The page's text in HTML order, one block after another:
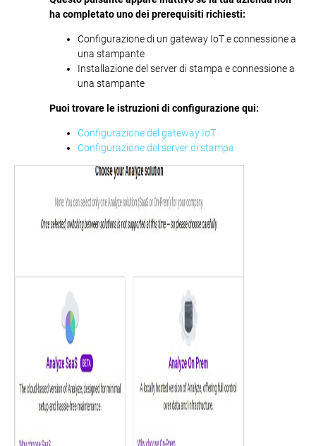
ha completato uno dei prerequisiti richiesti:
Configurazione di un gateway IoT e connessione a
una stampante
Installazione del server di stampa e connessione a
una stampante
Puoi trovare le istruzioni di configurazione qui:
Configurazione del gateway IoT
Configurazione del server di stampa